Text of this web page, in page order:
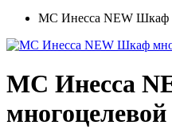
МС Инесса NEW Шкаф
МС Инесса